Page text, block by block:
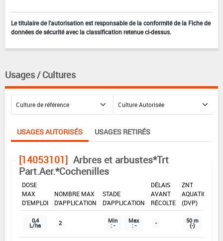
Le titulaire de l'autorisation est responsable de la conformité de la Fiche de
données de sécurité avec la classification retenue ci-dessus.
Usages / Cultures
USAGES AUTORISÉS USAGES RETIRÉS
[14053101] Arbres et arbustes*Trt
Part.Aer.*Cochenilles
DOSE
MAX
D'EMPLOI
NOMBRE MAX
D'APPLICATION
STADE
D'APPLICATION
DÉLAIS
AVANT
RÉCOLTE
ZNT
AQUATIQUE
(DVP)
0,4
L/ha 2 Min
: -
Max
: - - 50 m
(-)